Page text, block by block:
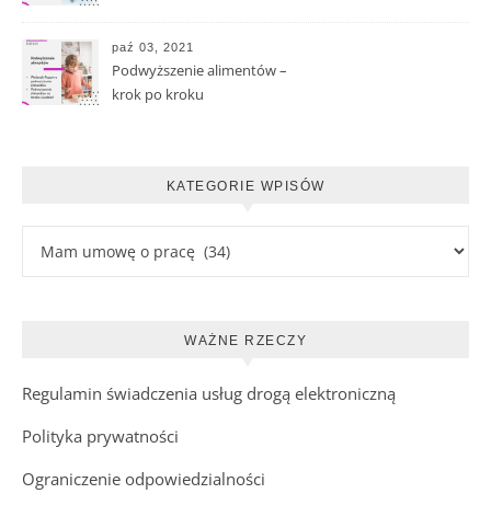
paź 03, 2021
Podwyższenie alimentów –
krok po kroku
KATEGORIE WPISÓW
WAŻNE RZECZY
Regulamin świadczenia usług drogą elektroniczną
Polityka prywatności
Ograniczenie odpowiedzialności